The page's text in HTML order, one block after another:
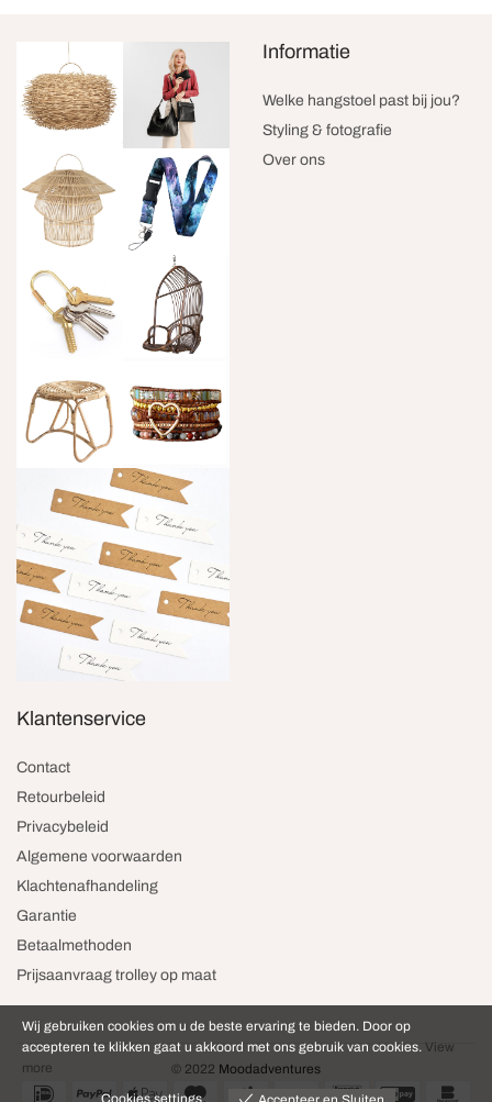
Informatie
Welke hangstoel past bij jou?
Styling & fotografie
Over ons
Klantenservice
Contact
Retourbeleid
Privacybeleid
Algemene voorwaarden
Klachtenafhandeling
Garantie
Betaalmethoden
Prijsaanvraag trolley op maat
© 2022 Moodadventures
Wij gebruiken cookies om u de beste ervaring te bieden. Door op
accepteren te klikken gaat u akkoord met ons gebruik van cookies. View
more
Cookies settings